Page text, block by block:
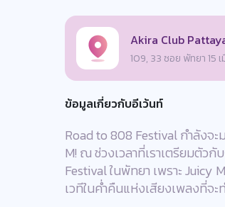
Akira Club
109, 33 ซอย พัทยา 15
ข้อมูลเกี่ยวกับอีเว้นท์
Road to 808 Festival กำลังจ
M! ณ ช่วงเวลาที่เราเตรียมตัว
Festival ในพัทยา เพราะ Juicy
เวทีในค่ำคืนแห่งเสียงเพลงที่จ